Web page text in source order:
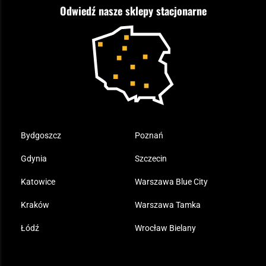
Reklamacje i gwarancja
Odwiedź nasze sklepy stacjonarne
Bydgoszcz
Gdynia
Katowice
Kraków
Łódź
Poznań
Szczecin
Warszawa Blue City
Warszawa Tamka
Wrocław Bielany
Kupony i kody rabatowe
Plecak ewakuacyjny preppersa
Samoobrona